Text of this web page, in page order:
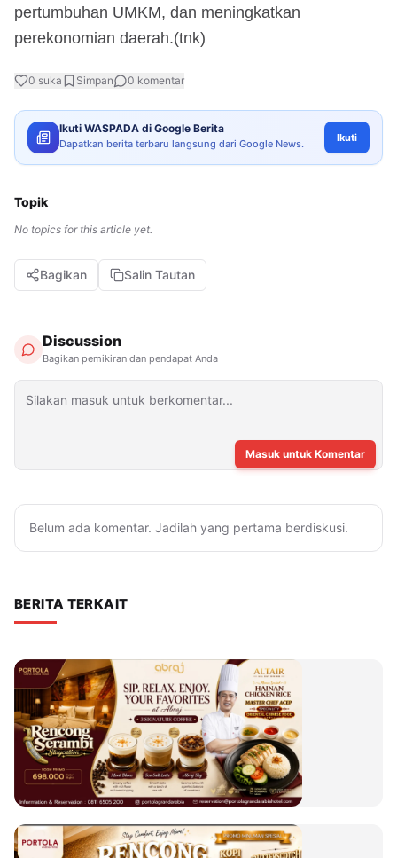
pertumbuhan UMKM, dan meningkatkan
perekonomian daerah.(tnk)
0 suka Simpan 0 komentar
Ikuti WASPADA di Google Berita
Dapatkan berita terbaru langsung dari Google News. Ikuti
Topik
No topics for this article yet.
Bagikan Salin Tautan
Discussion
Bagikan pemikiran dan pendapat Anda
Masuk untuk Komentar
Belum ada komentar. Jadilah yang pertama berdiskusi.
BERITA TERKAIT